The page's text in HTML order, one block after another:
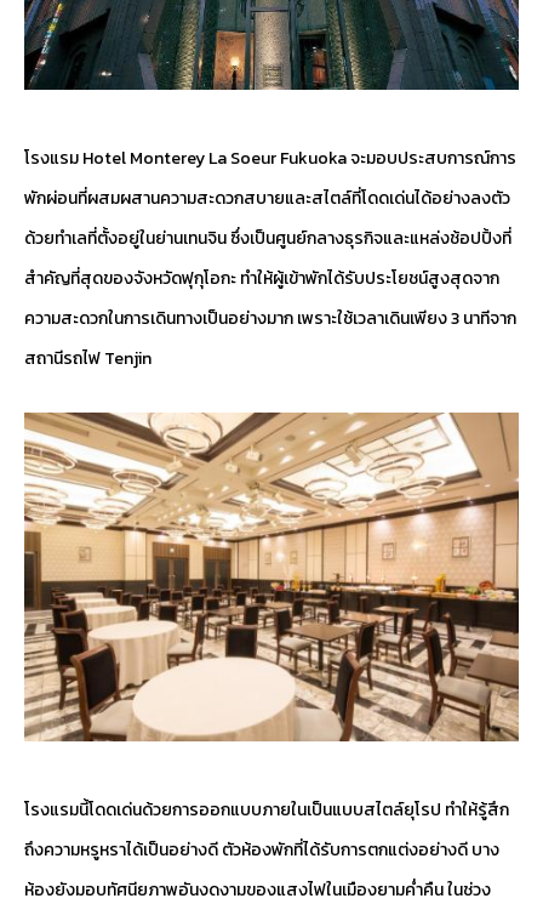
โรงแรม Hotel Monterey La Soeur Fukuoka จะมอบประสบการณ์การ
พักผ่อนที่ผสมผสานความสะดวกสบายและสไตล์ที่โดดเด่นได้อย่างลงตัว
ด้วยทำเลที่ตั้งอยู่ในย่านเทนจิน ซึ่งเป็นศูนย์กลางธุรกิจและแหล่งช้อปปิ้งที่
สำคัญที่สุดของจังหวัดฟุกุโอกะ ทำให้ผู้เข้าพักได้รับประโยชน์สูงสุดจาก
ความสะดวกในการเดินทางเป็นอย่างมาก เพราะใช้เวลาเดินเพียง 3 นาทีจาก
สถานีรถไฟ Tenjin
โรงแรมนี้โดดเด่นด้วยการออกแบบภายในเป็นแบบสไตล์ยุโรป ทำให้รู้สึก
ถึงความหรูหราได้เป็นอย่างดี ตัวห้องพักที่ได้รับการตกแต่งอย่างดี บาง
ห้องยังมอบทัศนียภาพอันงดงามของแสงไฟในเมืองยามค่ำคืน ในช่วง